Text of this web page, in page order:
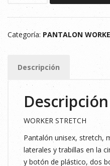
300GR
HUMO
cantidad
Categoría: PANTALON
Descripción
Descripción
WORKER STRETCH
Pantalón unisex, stretch,
laterales y trabillas en la
y botón de plástico, dos